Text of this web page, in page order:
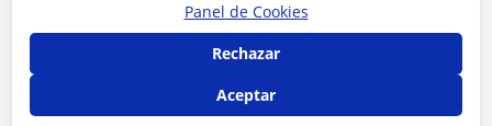
Tarifa 10€/h
Panel de Cookies
Rechazar
Aceptar